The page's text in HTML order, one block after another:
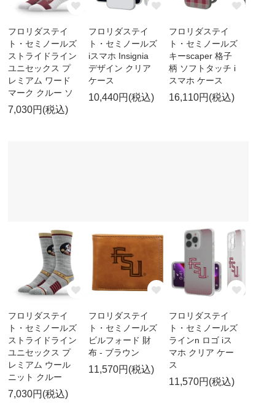
フロリダステイ
ト・セミノールズ
ストライドライン
ユニセックス プ
レミアム ワード
マーク クルー ソ
7,030円(税込)
フロリダステイ
ト・セミノールズ
iスマホ Insignia
デザイン クリア
ケース
10,440円(税込)
フロリダステイ
ト・セミノールズ
キーscaper 格子
柄 ソフトタッチ i
スマホ ケース
16,110円(税込)
フロリダステイ
ト・セミノールズ
ストライドライン
ユニセックス プ
レミアム ウール
ニット クルー
7,030円(税込)
フロリダステイ
ト・セミノールズ
ビルフォード 財
布 - ブラウン
11,570円(税込)
フロリダステイ
ト・セミノールズ
ラインn ロゴ iス
マホ クリア ケー
ス
11,570円(税込)